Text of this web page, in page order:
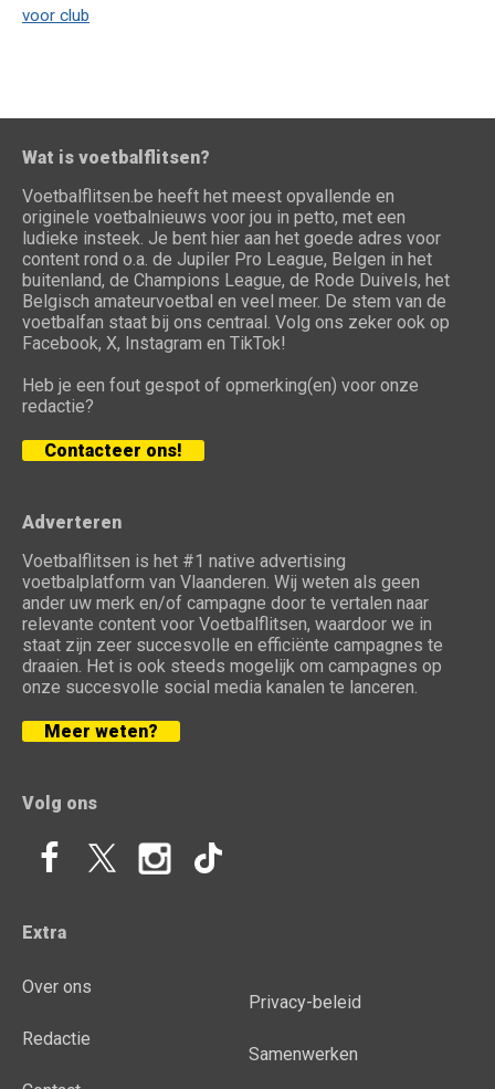
Wat is voetbalflitsen?
Voetbalflitsen.be heeft het meest opvallende en
originele voetbalnieuws voor jou in petto, met een
ludieke insteek. Je bent hier aan het goede adres voor
content rond o.a. de Jupiler Pro League, Belgen in het
buitenland, de Champions League, de Rode Duivels, het
Belgisch amateurvoetbal en veel meer. De stem van de
voetbalfan staat bij ons centraal. Volg ons zeker ook op
Facebook, X, Instagram en TikTok!
Heb je een fout gespot of opmerking(en) voor onze
redactie?
Contacteer ons!
Adverteren
Voetbalflitsen is het #1 native advertising
voetbalplatform van Vlaanderen. Wij weten als geen
ander uw merk en/of campagne door te vertalen naar
relevante content voor Voetbalflitsen, waardoor we in
staat zijn zeer succesvolle en efficiënte campagnes te
draaien. Het is ook steeds mogelijk om campagnes op
onze succesvolle social media kanalen te lanceren.
Meer weten?
Volg ons
Extra
Over ons
Redactie
Privacy-beleid
Samenwerken